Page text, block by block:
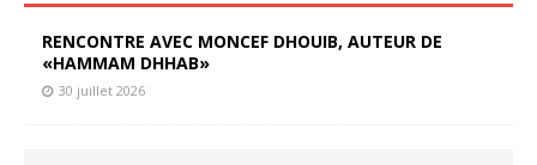
RENCONTRE AVEC MONCEF DHOUIB, AUTEUR DE
«HAMMAM DHHAB»
30 juillet 2026